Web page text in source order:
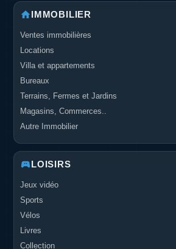
IMMOBILIER
Ventes immobilières
Locations
Villa et appartements
Bureaux
Terrains, Fermes et Jardins
Magasins, Commerces..
Autre Immobilier
LOISIRS
Jeux vidéo
Sports
Vélos
Livres
Collection